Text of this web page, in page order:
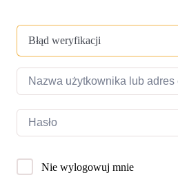
Błąd weryfikacji
Nie wylogowuj mnie